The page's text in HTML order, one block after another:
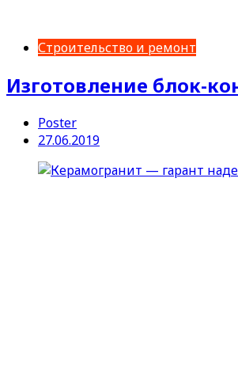
Строительство и ремонт
Изготовление блок-
Poster
27.06.2019